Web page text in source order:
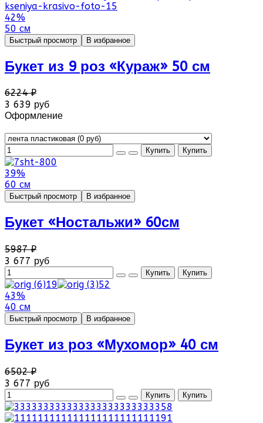
42%
50 см
Быстрый просмотр В избранное
Букет из 9 роз «Кураж» 50 см
6224 ₽
3 639 руб
Оформление
39%
60 см
Быстрый просмотр В избранное
Букет «Ностальжи» 60см
5987 ₽
3 677 руб
43%
40 см
Быстрый просмотр В избранное
Букет из роз «Мухомор» 40 см
6502 ₽
3 677 руб